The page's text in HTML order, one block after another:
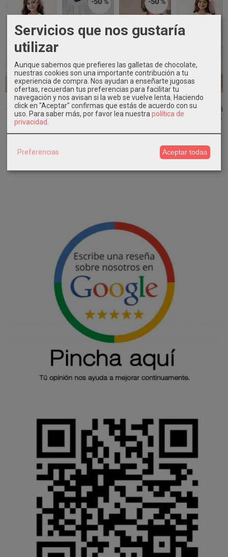
Vestido
ceremonia niña
plumeti...
79,90 €
Conjunto
ceremonia bebe
camisa...
36,45 €
Conjunto niño
arras con fajín
rosa...
31,45 €
Vestido
ceremonia niña
de plumeti...
74,90 €
Servicios que nos gustaría
utilizar
Aunque sabemos que prefieres las galletas de chocolate,
nuestras cookies son una importante contribución a tu
experiencia de compra. Nos ayudan a enseñarte jugosas
ofertas, recuerdan tus preferencias para facilitar tu
navegación y nos avisan si la web se vuelve lenta. Haciendo
click en "Aceptar" confirmas que estás de acuerdo con su
uso. Para saber más, por favor lea nuestra política de
privacidad
Preferencias Aceptar todas